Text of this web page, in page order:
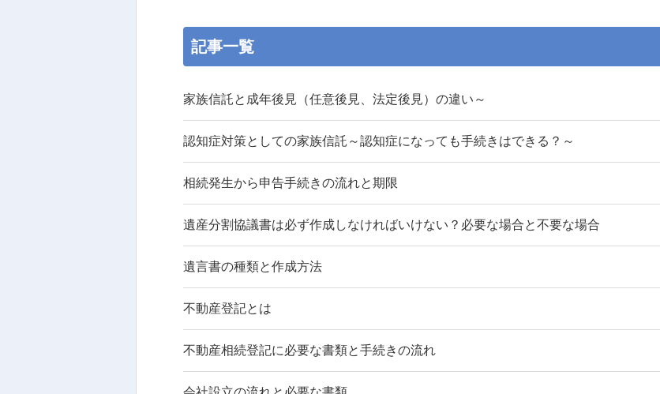
記事一覧
家族信託と成年後見（任意後見、法定後見）の違い～
認知症対策としての家族信託～認知症になっても手続きはできる？～
相続発生から申告手続きの流れと期限
遺産分割協議書は必ず作成しなければいけない？必要な場合と不要な場合
遺言書の種類と作成方法
不動産登記とは
不動産相続登記に必要な書類と手続きの流れ